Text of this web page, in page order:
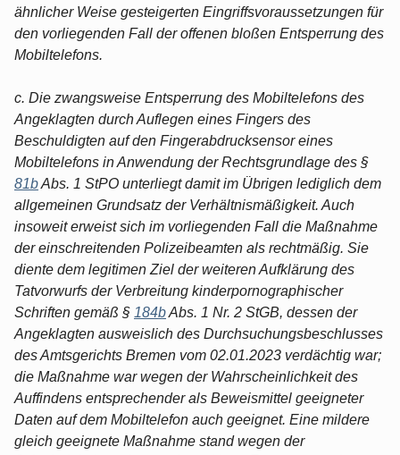
ähnlicher Weise gesteigerten Eingriffsvoraussetzungen für
den vorliegenden Fall der offenen bloßen Entsperrung des
Mobiltelefons.
c. Die zwangsweise Entsperrung des Mobiltelefons des
Angeklagten durch Auflegen eines Fingers des
Beschuldigten auf den Fingerabdrucksensor eines
Mobiltelefons in Anwendung der Rechtsgrundlage des §
81bAbs. 1 StPO unterliegt damit im Übrigen lediglich dem
allgemeinen Grundsatz der Verhältnismäßigkeit. Auch
insoweit erweist sich im vorliegenden Fall die Maßnahme
der einschreitenden Polizeibeamten als rechtmäßig. Sie
diente dem legitimen Ziel der weiteren Aufklärung des
Tatvorwurfs der Verbreitung kinderpornographischer
Schriften gemäß § 184bAbs. 1 Nr. 2 StGB, dessen der
Angeklagten ausweislich des Durchsuchungsbeschlusses
des Amtsgerichts Bremen vom 02.01.2023 verdächtig war;
die Maßnahme war wegen der Wahrscheinlichkeit des
Auffindens entsprechender als Beweismittel geeigneter
Daten auf dem Mobiltelefon auch geeignet. Eine mildere
gleich geeignete Maßnahme stand wegen der